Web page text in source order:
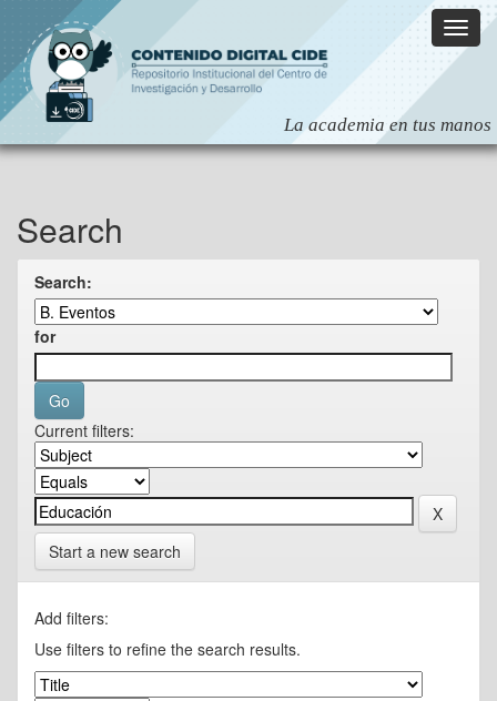
navigation
Search
Search:
for
Current filters:
Start a new search
Add filters:
Use filters to refine the search results.